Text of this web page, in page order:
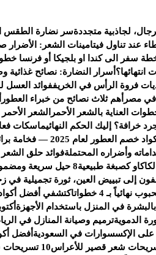
لجاذبية متجددةسر نضارة الطقس
عند تناول فيتامينات الشعر: الأضرار
سفر الى كندا او بلجيكا أو فرنسا
أسرار النضارة: نصائح غذائية
فروة الرأس في الخريففوائد العسل
في مصر أهم ثلاث نصائح من خبراء العطور
العناية بالشعر الأحمر الشعر
خرافة؟ إليك الحكم النهائيماسكات
العطور لعام 2025 — فخامة برائحة التوفير
وأضراره المحتملةفوائد حلق
كصبغة طبيعية
8 حيل سريعة
إلى تبييض العين، ثورة تجميلية في
بـ 4 خطوات
اكتشفي أفضل
بالبشرة في المنزل باستخدام الأجهزة
الدمويةترميم وصيانة المنازل في
الإكسسوارات في السعودية أفضل
شعر قصير للأعراس10 تسريحات شعر عروس كيرلي أنيقة بالصور